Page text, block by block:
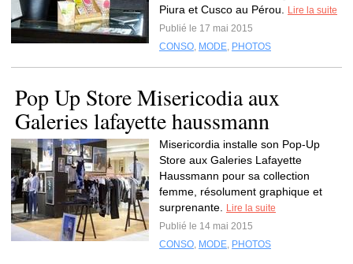
Piura et Cusco au Pérou.
Lire la suite
Publié le 17 mai 2015
CONSO, MODE, PHOTOS
Pop Up Store Misericodia aux
Galeries lafayette haussmann
Misericordia installe son Pop-Up
Store aux Galeries Lafayette
Haussmann pour sa collection
femme, résolument graphique et
surprenante.
Lire la suite
Publié le 14 mai 2015
CONSO, MODE, PHOTOS